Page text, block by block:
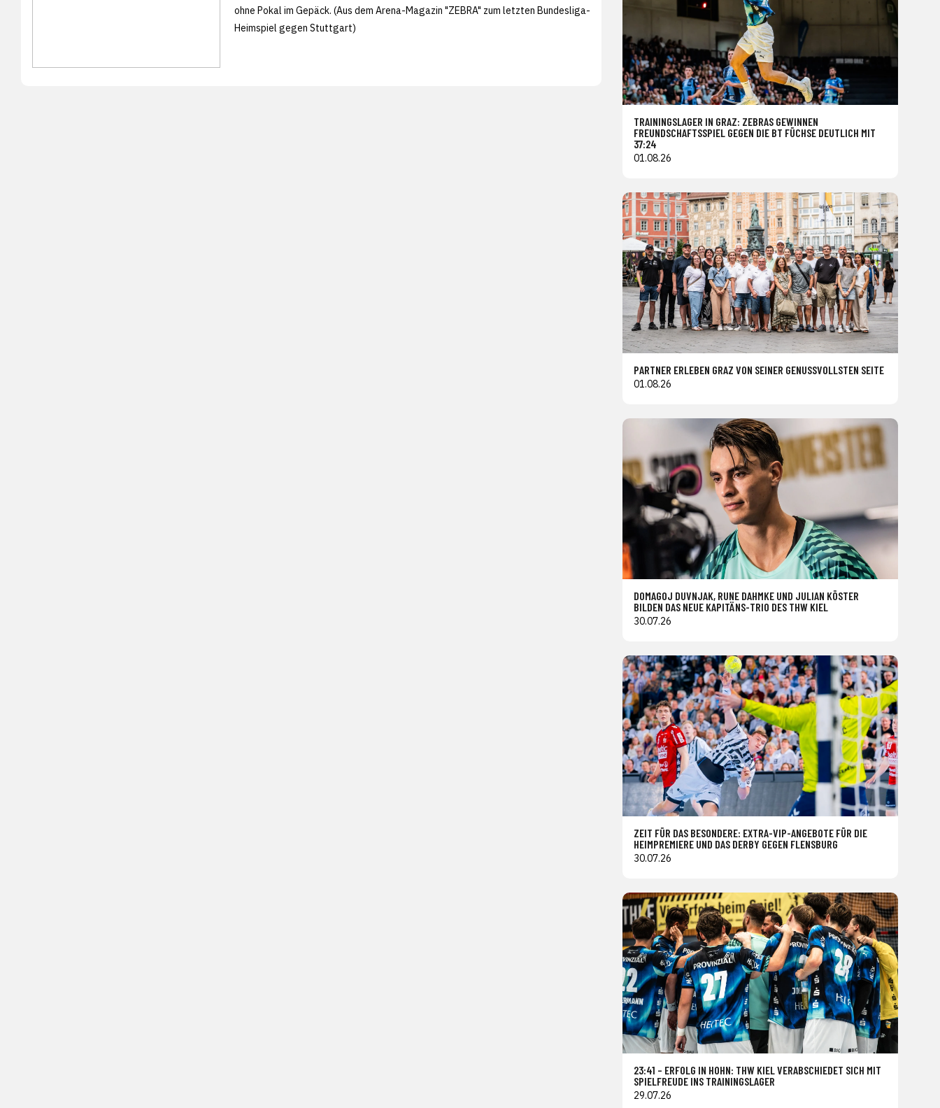
ohne Pokal im Gepäck. (Aus dem Arena-Magazin "ZEBRA" zum letzten Bundesliga-
Heimspiel gegen Stuttgart)
TRAININGSLAGER IN GRAZ: ZEBRAS GEWINNEN
FREUNDSCHAFTSSPIEL GEGEN DIE BT FÜCHSE DEUTLICH MIT
37:24
01.08.26
PARTNER ERLEBEN GRAZ VON SEINER GENUSSVOLLSTEN SEITE
01.08.26
DOMAGOJ DUVNJAK, RUNE DAHMKE UND JULIAN KÖSTER
BILDEN DAS NEUE KAPITÄNS-TRIO DES THW KIEL
30.07.26
ZEIT FÜR DAS BESONDERE: EXTRA-VIP-ANGEBOTE FÜR DIE
HEIMPREMIERE UND DAS DERBY GEGEN FLENSBURG
30.07.26
23:41 – ERFOLG IN HOHN: THW KIEL VERABSCHIEDET SICH MIT
SPIELFREUDE INS TRAININGSLAGER
29.07.26